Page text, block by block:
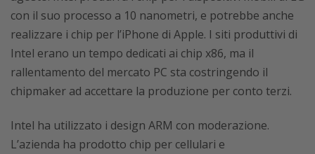
con il suo processo a 10 nanometri, e potrebbe anche
realizzare i chip per l’iPhone di Apple. I siti produttivi di
Intel erano un tempo dedicati ai chip x86, ma il
rallentamento del mercato PC sta costringendo il
chipmaker ad accettare la produzione per conto terzi.
Intel ha utilizzato i design ARM con moderazione.
L’azienda ha prodotto chip per cellulari e